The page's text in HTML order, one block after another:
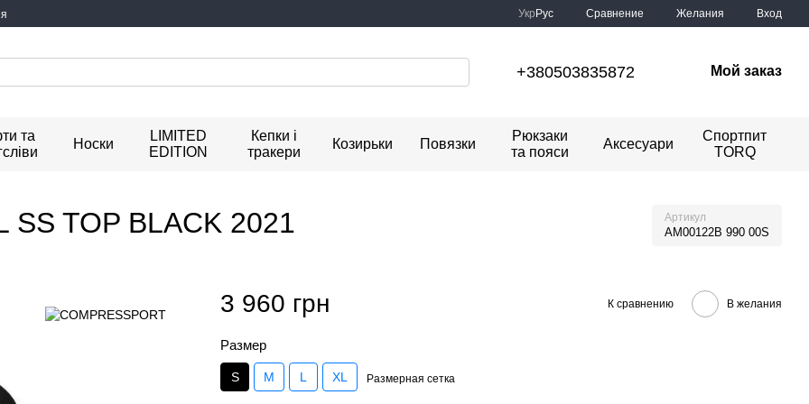
Укр Рус Сравнение Желания Вход
+380503835872 Мой заказ
та
Носки
LIMITED
EDITION
Кепки і
тракери
Козирьки Повязки
Рюкзаки
та пояси
Аксесуари
Спортпит
TORQ
SS TOP BLACK 2021 Артикул
AM00122B 990 00S
3 960 грн К сравнению В желания
Размер
S M L XL Размерная сетка